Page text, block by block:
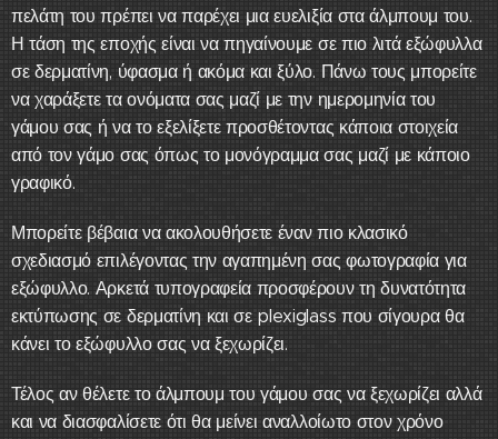
πελάτη του πρέπει να παρέχει μια ευελιξία στα άλμπουμ του.
Η τάση της εποχής είναι να πηγαίνουμε σε πιο λιτά εξώφυλλα
σε δερματίνη, ύφασμα ή ακόμα και ξύλο. Πάνω τους μπορείτε
να χαράξετε τα ονόματα σας μαζί με την ημερομηνία του
γάμου σας ή να το εξελίξετε προσθέτοντας κάποια στοιχεία
από τον γάμο σας όπως το μονόγραμμα σας μαζί με κάποιο
γραφικό.
Μπορείτε βέβαια να ακολουθήσετε έναν πιο κλασικό
σχεδιασμό επιλέγοντας την αγαπημένη σας φωτογραφία για
εξώφυλλο. Αρκετά τυπογραφεία προσφέρουν τη δυνατότητα
εκτύπωσης σε δερματίνη και σε plexiglass που σίγουρα θα
κάνει το εξώφυλλο σας να ξεχωρίζει.
Τέλος αν θέλετε το άλμπουμ του γάμου σας να ξεχωρίζει αλλά
και να διασφαλίσετε ότι θα μείνει αναλλοίωτο στον χρόνο